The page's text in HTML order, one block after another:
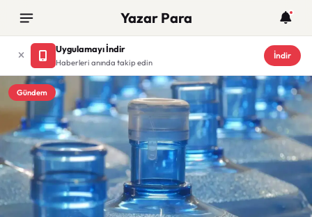
Yazar Para
Uygulamayı İndir
Haberleri anında takip edin
İndir
Gündem